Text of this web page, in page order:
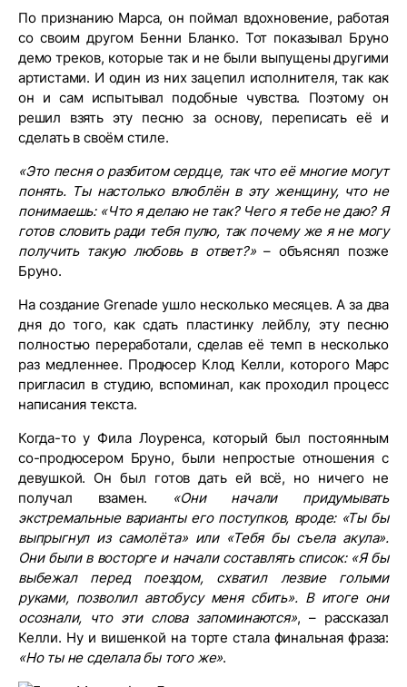
По признанию Марса, он поймал вдохновение, работая
со своим другом Бенни Бланко. Тот показывал Бруно
демо треков, которые так и не были выпущены другими
артистами. И один из них зацепил исполнителя, так как
он и сам испытывал подобные чувства. Поэтому он
решил взять эту песню за основу, переписать её и
сделать в своём стиле.
«Это песня о разбитом сердце, так что её многие могут
понять. Ты настолько влюблён в эту женщину, что не
понимаешь: «Что я делаю не так? Чего я тебе не даю? Я
готов словить ради тебя пулю, так почему же я не могу
получить такую любовь в ответ?»– объяснял позже
Бруно.
На создание Grenade ушло несколько месяцев. А за два
дня до того, как сдать пластинку лейблу, эту песню
полностью переработали, сделав её темп в несколько
раз медленнее. Продюсер Клод Келли, которого Марс
пригласил в студию, вспоминал, как проходил процесс
написания текста.
Когда-то у Фила Лоуренса, который был постоянным
со-продюсером Бруно, были непростые отношения с
девушкой. Он был готов дать ей всё, но ничего не
получал взамен. «Они начали придумывать
экстремальные варианты его поступков, вроде: «Ты бы
выпрыгнул из самолёта» или «Тебя бы съела акула».
Они были в восторге и начали составлять список: «Я бы
выбежал перед поездом, схватил лезвие голыми
руками, позволил автобусу меня сбить». В итоге они
осознали, что эти слова запоминаются», – рассказал
Келли. Ну и вишенкой на торте стала финальная фраза:
«Но ты не сделала бы того же».